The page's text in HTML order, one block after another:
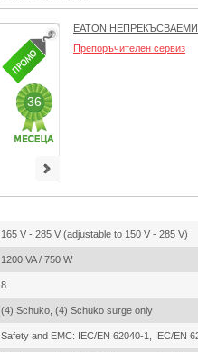
36
EATON
Препоръчителен сервиз
165 V - 285 V (adjustable to 150 V - 285 V)
1200 VA / 750 W
8
(4) Schuko, (4) Schuko surge only
Safety and EMC: IEC/EN 62040-1, IEC/EN